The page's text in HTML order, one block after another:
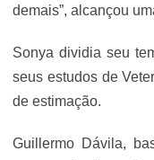
demais”, alcançou
Sonya dividia seu
seus estudos de
de estimação.
Guillermo Dávila,